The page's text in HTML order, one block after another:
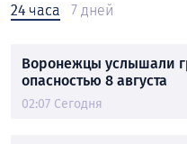
24 часа 7 дней
Воронежцы услышали
опасностью 8 августа
02:07 Сегодня